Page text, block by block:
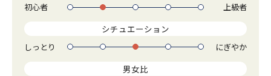
初心者 1 2 3 4 5 上級者
シチュエーション
しっとり 1 2 にぎやか
男女比